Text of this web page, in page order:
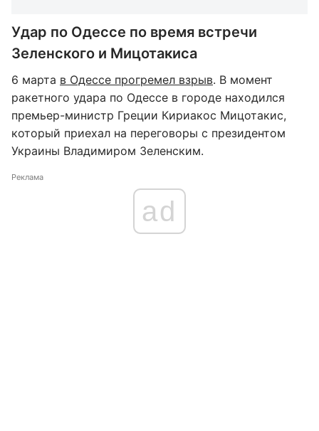
Удар по Одессе по время встречи
Зеленского и Мицотакиса
6 марта в Одессе прогремел взрыв. В момент
ракетного удара по Одессе в городе находился
премьер-министр Греции Кириакос Мицотакис,
который приехал на переговоры с президентом
Украины Владимиром Зеленским.
Реклама
ad